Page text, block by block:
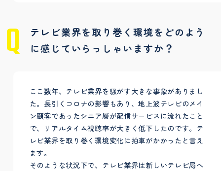
テレビ業界を取り巻く環境をどのよう
に感じていらっしゃいますか？
ここ数年、テレビ業界を騒がす大きな事象がありまし
た。長引くコロナの影響もあり、地上波テレビのメイ
ン顧客であったシニア層が配信サービスに流れたこと
で、リアルタイム視聴率が大きく低下したのです。テ
レビ業界を取り巻く環境変化に拍車がかかったと言え
ます。
そのような状況下で、テレビ業界は新しいテレビ局へ